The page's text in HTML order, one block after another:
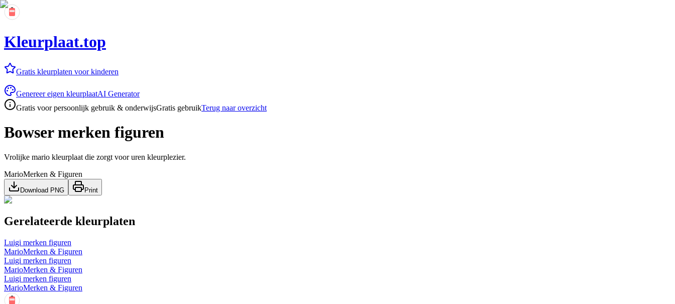
Kleurplaat.top
Gratis kleurplaten voor kinderen
Genereer eigen kleurplaatAI Generator
Gratis voor persoonlijk gebruik & onderwijsGratis gebruikTerug naar overzicht
Bowser merken figuren
Vrolijke mario kleurplaat die zorgt voor uren kleurplezier.
MarioMerken & Figuren
Download PNG Print
Gerelateerde kleurplaten
Luigi merken figuren
MarioMerken & Figuren
Luigi merken figuren
MarioMerken & Figuren
Luigi merken figuren
MarioMerken & Figuren